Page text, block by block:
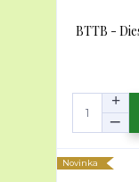
BTTB -
Novinka